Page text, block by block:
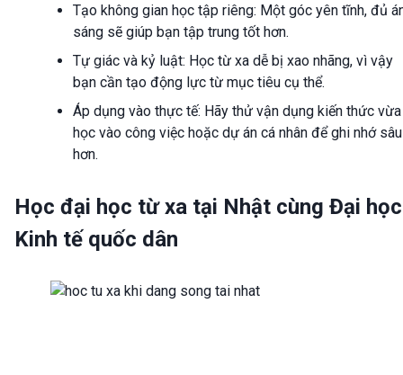
Tạo không gian học tập riêng: Một góc yên tĩnh, đủ
sáng sẽ giúp bạn tập trung tốt hơn.
Tự giác và kỷ luật: Học từ xa dễ bị xao nhãng, vì vậy
bạn cần tạo động lực từ mục tiêu cụ thể.
Áp dụng vào thực tế: Hãy thử vận dụng kiến thức vừa
học vào công việc hoặc dự án cá nhân để ghi nhớ sâu
hơn.
Học đại học từ xa tại Nhật cùng Đại học
Kinh tế quốc dân